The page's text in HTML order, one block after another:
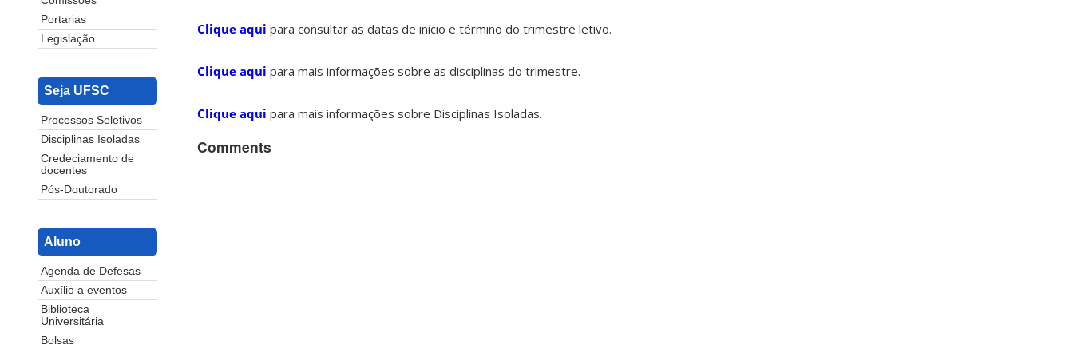
Portarias
Legislação
Seja UFSC
Processos Seletivos
Disciplinas Isoladas
Credeciamento de
docentes
Pós-Doutorado
Aluno
Agenda de Defesas
Auxílio a eventos
Biblioteca
Universitária
Bolsas
Clique aqui para consultar as datas de início e término do trimestre letivo.
Clique aqui para mais informações sobre as disciplinas do trimestre.
Clique aqui para mais informações sobre Disciplinas Isoladas.
Comments